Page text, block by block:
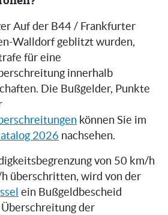
Auf der B44 / Frankfurter
Walldorf geblitzt wurden,
für eine
innerhalb
Die Bußgelder, Punkte
können Sie im
2026 nachsehen.
von 50 km/h
überschritten, wird von der
ein Bußgeldbescheid
der